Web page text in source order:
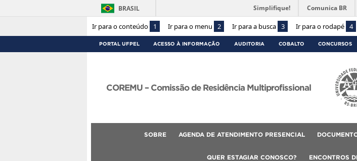
Ir para o conteúdo 1 Ir para o menu 2 Ir para a busca 3 Ir para o rodapé 4
BRASIL Simplifique! Comunica BR
PORTAL UFPEL ACESSO À INFORMAÇÃO AUDITORIA COBALTO CONCURSOS
COREMU – Comissão de Residência Multiprofissional
SOBRE AGENDA DE ATENDIMENTO PRESENCIAL
QUER ESTAGIAR CONOSCO? ENCONTROS